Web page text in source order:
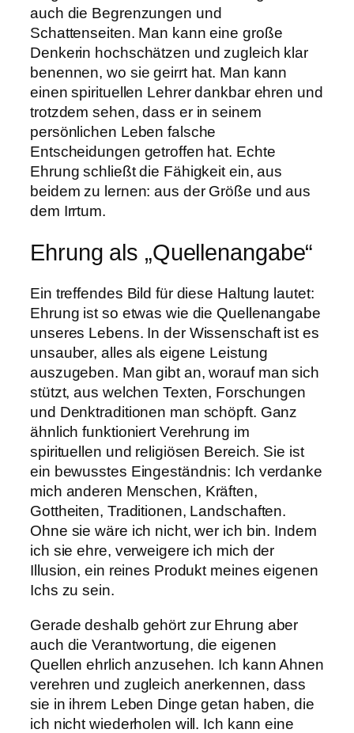
auch die Begrenzungen und
Schattenseiten. Man kann eine große
Denkerin hochschätzen und zugleich klar
benennen, wo sie geirrt hat. Man kann
einen spirituellen Lehrer dankbar ehren und
trotzdem sehen, dass er in seinem
persönlichen Leben falsche
Entscheidungen getroffen hat. Echte
Ehrung schließt die Fähigkeit ein, aus
beidem zu lernen: aus der Größe und aus
dem Irrtum.
Ehrung als „Quellenangabe“
Ein treffendes Bild für diese Haltung lautet:
Ehrung ist so etwas wie die Quellenangabe
unseres Lebens. In der Wissenschaft ist es
unsauber, alles als eigene Leistung
auszugeben. Man gibt an, worauf man sich
stützt, aus welchen Texten, Forschungen
und Denktraditionen man schöpft. Ganz
ähnlich funktioniert Verehrung im
spirituellen und religiösen Bereich. Sie ist
ein bewusstes Eingeständnis: Ich verdanke
mich anderen Menschen, Kräften,
Gottheiten, Traditionen, Landschaften.
Ohne sie wäre ich nicht, wer ich bin. Indem
ich sie ehre, verweigere ich mich der
Illusion, ein reines Produkt meines eigenen
Ichs zu sein.
Gerade deshalb gehört zur Ehrung aber
auch die Verantwortung, die eigenen
Quellen ehrlich anzusehen. Ich kann Ahnen
verehren und zugleich anerkennen, dass
sie in ihrem Leben Dinge getan haben, die
ich nicht wiederholen will. Ich kann eine